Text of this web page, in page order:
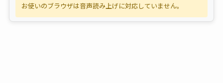
お使いのブラウザは音声読み上げに対応していません。